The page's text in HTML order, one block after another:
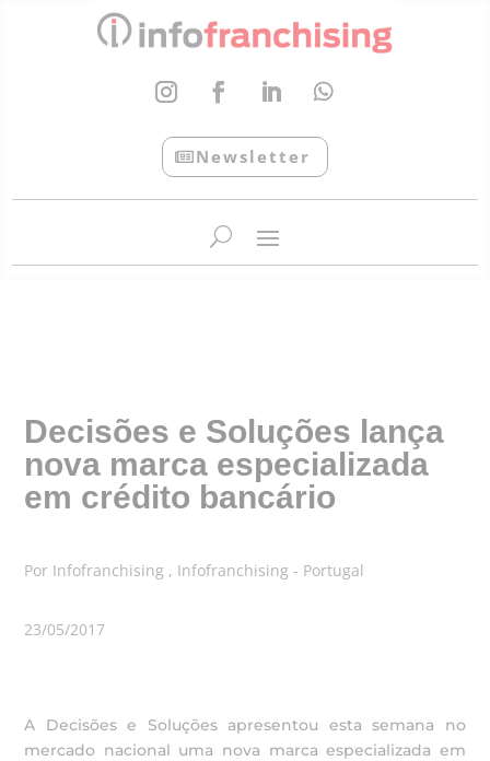
Newsletter
Decisões e Soluções lança
nova marca especializada
em crédito bancário
Por Infofranchising , Infofranchising - Portugal
23/05/2017
A Decisões e Soluções apresentou esta semana no
mercado nacional uma nova marca especializada em